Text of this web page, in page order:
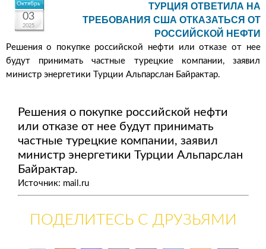
Октябрь
03
2025
ТУРЦИЯ ОТВЕТИЛА НА
ТРЕБОВАНИЯ США ОТКАЗАТЬСЯ ОТ
РОССИЙСКОЙ НЕФТИ
Решения о покупке российской нефти или отказе от нее
будут принимать частные турецкие компании, заявил
министр энергетики Турции Альпарслан Байрактар.
Решения о покупке российской нефти
или отказе от нее будут принимать
частные турецкие компании, заявил
министр энергетики Турции Альпарслан
Байрактар.
Источник: mail.ru
ПОДЕЛИТЕСЬ С ДРУЗЬЯМИ